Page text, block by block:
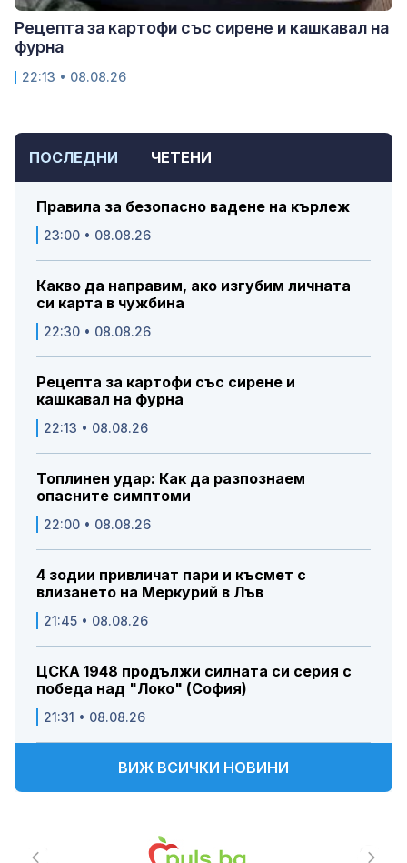
ПОСЛЕДНИ ЧЕТЕНИ
Правила за безопасно вадене на кърлеж
23:00 • 08.08.26
Какво да направим, ако изгубим личната
си карта в чужбина
22:30 • 08.08.26
Рецепта за картофи със сирене и
кашкавал на фурна
22:13 • 08.08.26
Топлинен удар: Как да разпознаем
опасните симптоми
22:00 • 08.08.26
4 зодии привличат пари и късмет с
влизането на Меркурий в Лъв
21:45 • 08.08.26
ЦСКА 1948 продължи силната си серия с
победа над "Локо" (София)
21:31 • 08.08.26
ВИЖ ВСИЧКИ НОВИНИ
Рецепта за картофи със сирене и кашкавал на
фурна
22:13 • 08.08.26